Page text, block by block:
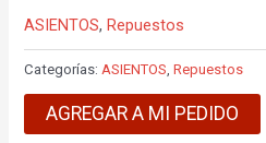
ASIENTOS,Repuestos
Categorías:ASIENTOS,Repuestos
AGREGAR A MI PEDIDO